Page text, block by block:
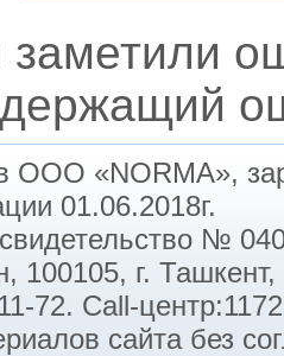
ООО «NORMA»,
01.06.2018г.
№
100105, г.
72. Call-
сайта без